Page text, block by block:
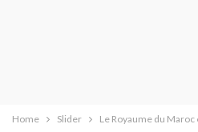
Home Slider Le Royaume du